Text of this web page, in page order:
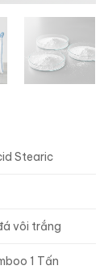
Stearic
vôi trắng
1 Tấn